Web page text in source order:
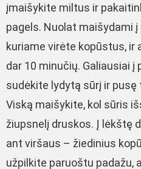
įmaišykite miltus ir
pagels. Nuolat maišydami
kuriame virėte kopūstus, ir
dar 10 minučių. Galiausiai
sudėkite lydytą sūrį ir
Viską maišykite, kol sūris
žiupsnelį druskos. Į lėkštę
ant viršaus – žiedinius
užpilkite paruoštu padažu,